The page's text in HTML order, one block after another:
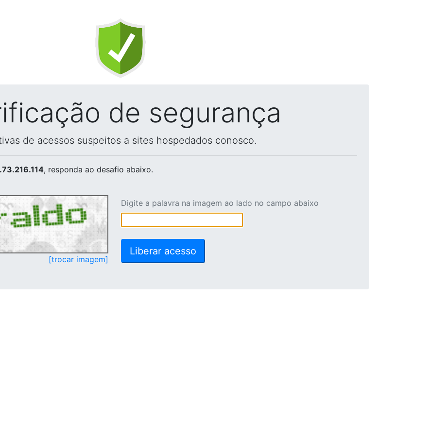
de segurança
de acessos suspeitos a sites hospedados conosco.
, responda ao desafio abaixo.
[trocar imagem]
Digite a palavra na imagem ao lado no campo abaixo